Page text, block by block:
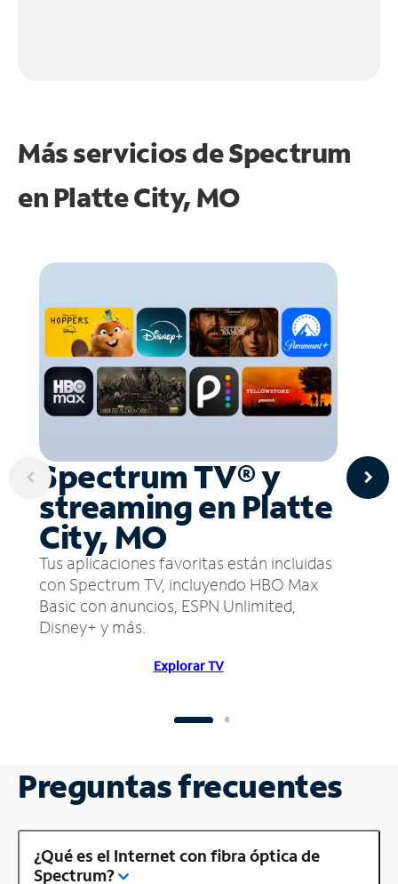
Más servicios de Spectrum
en Platte City, MO
Spectrum TV® y
streaming en Platte
City, MO
Tus aplicaciones favoritas están incluidas
con Spectrum TV, incluyendo HBO Max
Basic con anuncios, ESPN Unlimited,
Disney+ y más.
Explorar TV
Preguntas frecuentes
¿Qué es el Internet con fibra óptica de
Spectrum?